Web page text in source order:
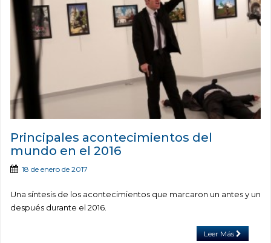
Principales acontecimientos del
mundo en el 2016
18 de enero de 2017
Una síntesis de los acontecimientos que marcaron un antes y un
después durante el 2016.
Leer Más